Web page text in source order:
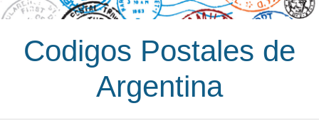
Codigos Postales de
Argentina